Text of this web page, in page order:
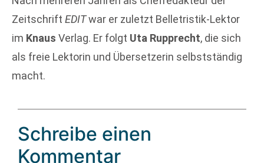
Zeitschrift EDITwar er zuletzt Belletristik-Lektor
im Knaus Verlag. Er folgt Uta Rupprecht, die sich
als freie Lektorin und Übersetzerin selbstständig
macht.
Schreibe einen
Kommentar